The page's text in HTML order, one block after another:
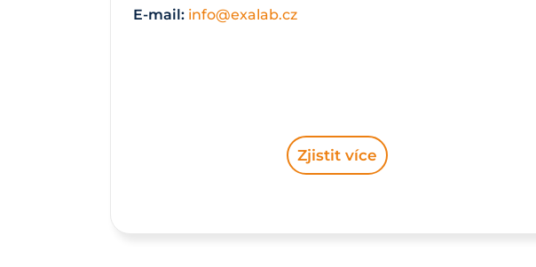
E-mail: info@exalab.cz
Zjistit více